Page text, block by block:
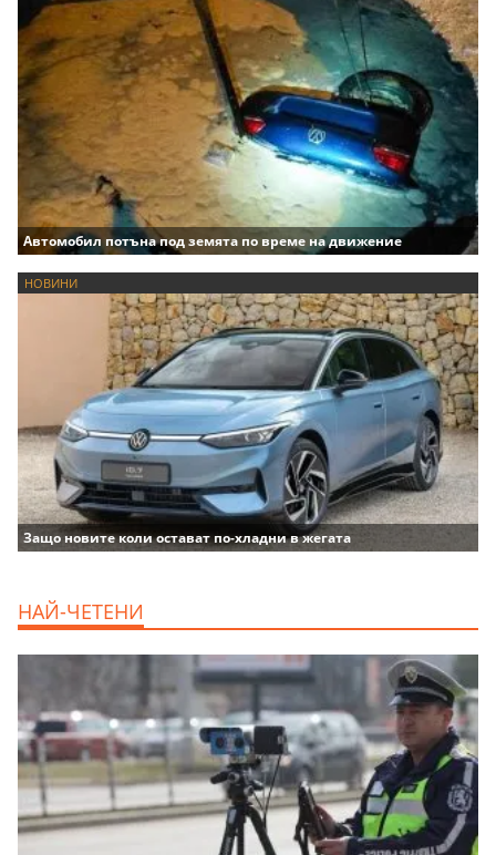
Автомобил потъна под земята по време на движение
НОВИНИ
Защо новите коли остават по-хладни в жегата
НАЙ-ЧЕТЕНИ